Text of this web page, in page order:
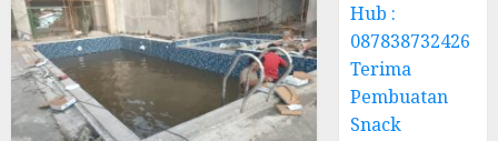
Hub :
087838732426
Terima
Pembuatan
Snack